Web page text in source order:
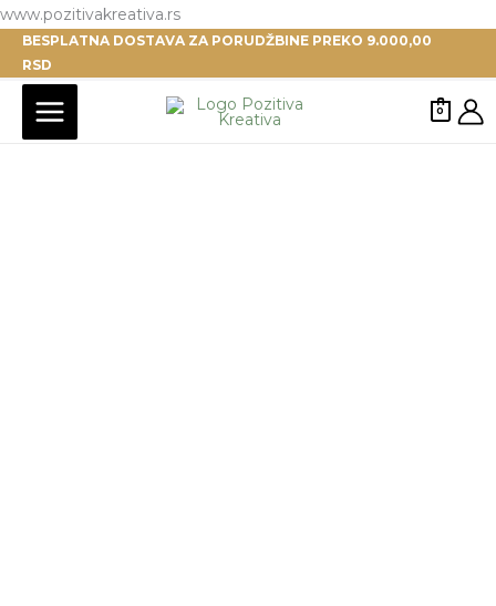
www.pozitivakreativa.rsPređi
na
BESPLATNA DOSTAVA ZA PORUDŽBINE PREKO 9.000,00
RSD
0